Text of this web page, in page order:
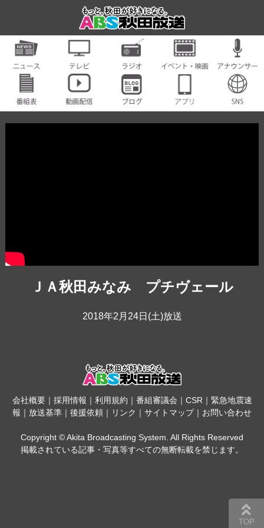
ＪＡ秋田みなみ プチヴェール
2018年2月24日(土)放送
会社概要｜ 採用情報 ｜ 利用規約 ｜ 番組審議会 ｜ CSR ｜ 緊急地震速
報 ｜ 放送基準 ｜ 後援依頼 ｜ リンク ｜ サイトマップ｜ お問い合わせ
Copyright © Akita Broadcasting System. All Rights Reserved
掲載されている記事・写真等すべての無断転載を禁じます。